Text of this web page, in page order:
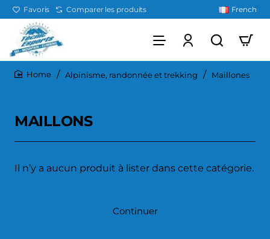
Favoris Comparer les produits French
Alpinisme, randonnée et trekking Maillones
MAILLONS
Il n’y a aucun produit à lister dans cette catégorie.
Continuer